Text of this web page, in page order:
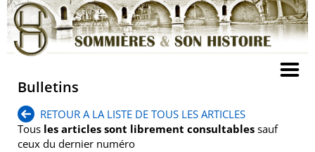
Bulletins
RETOUR A LA LISTE DE TOUS LES ARTICLES
Tous les articles sont librement consultables sauf
ceux du dernier numéro